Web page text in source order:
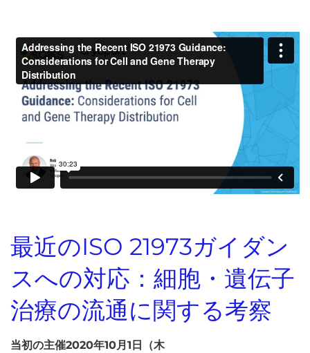
最近のISO 21973ガイダン
スへの対応：細胞・遺伝子
治療の流通に関する考察
当初の主催2020年10月1日（木